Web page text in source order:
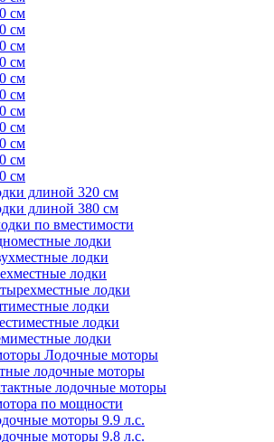
см
см
см
см
см
см
см
см
см
см
см
длиной 320 см
длиной 380 см
по вместимости
лодки
лодки
лодки
лодки
лодки
лодки
лодки
Лодочные моторы
лодочные моторы
лодочные моторы
по мощности
моторы 9.9 л.с.
моторы 9.8 л.с.